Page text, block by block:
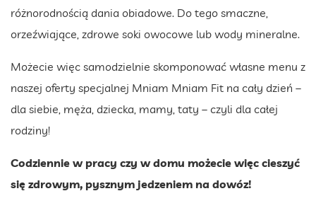
różnorodnością dania obiadowe. Do tego smaczne,
orzeźwiające, zdrowe soki owocowe lub wody mineralne.
Możecie więc samodzielnie skomponować własne menu z
naszej oferty specjalnej Mniam Mniam Fit na cały dzień –
dla siebie, męża, dziecka, mamy, taty – czyli dla całej
rodziny!
Codziennie w pracy czy w domu możecie więc cieszyć
się zdrowym, pysznym jedzeniem na dowóz!